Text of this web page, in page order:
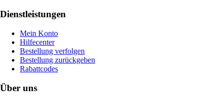
Dienstleistungen
Mein Konto
Hilfecenter
Bestellung verfolgen
Bestellung zurückgeben
Rabattcodes
Über uns